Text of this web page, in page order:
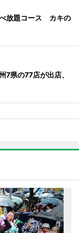
放題コース カキの
県の77店が出店、